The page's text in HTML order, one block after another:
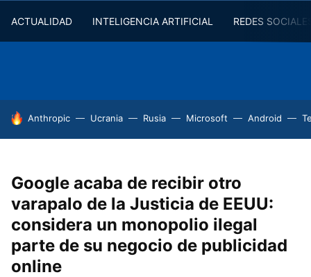
ACTUALIDAD INTELIGENCIA ARTIFICIAL REDES
HOY SE HABLA DE
Anthropic Ucrania Rusia Microsoft Android
Google acaba de recibir otro
varapalo de la Justicia de EEUU:
considera un monopolio ilegal
parte de su negocio de publicidad
online